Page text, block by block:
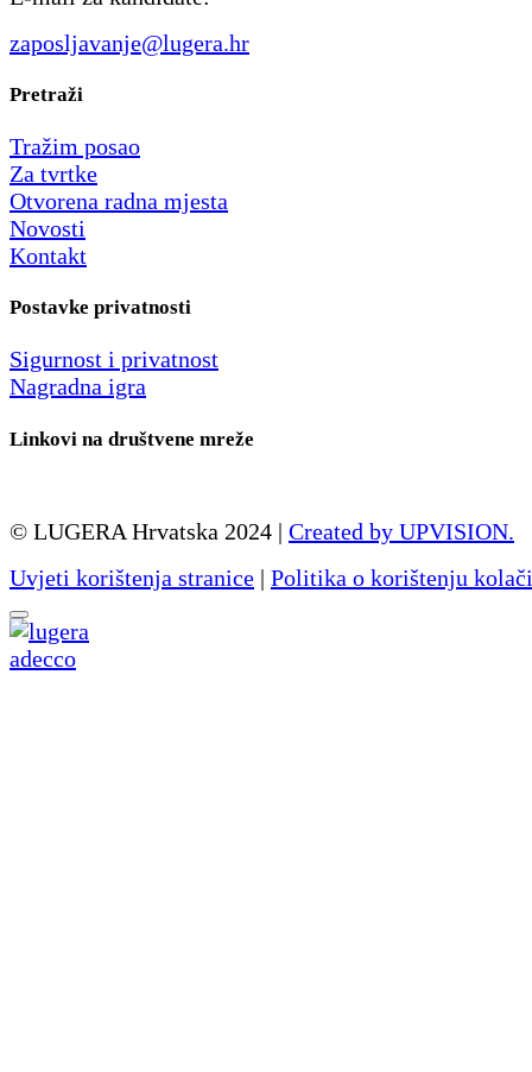
zaposljavanje@lugera.hr
Pretraži
Tražim posao
Za tvrtke
Otvorena radna mjesta
Novosti
Kontakt
Postavke privatnosti
Sigurnost i privatnost
Nagradna igra
Linkovi na društvene mreže
© LUGERA Hrvatska 2024 | Created by UPVISION.
Uvjeti korištenja stranice | Politika o korištenju